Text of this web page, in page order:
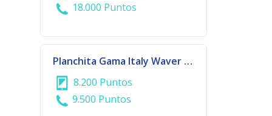
18.000 Puntos
Planchita Gama Italy Waver & Brush | 928/3690
8.200 Puntos
9.500 Puntos